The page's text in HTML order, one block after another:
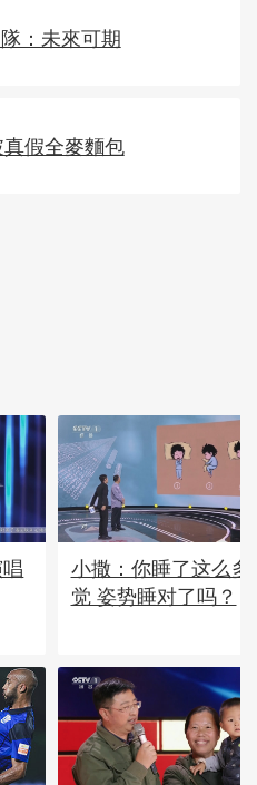
：未來可期
假全麥麵包
小撒：你睡了这么多
觉 姿势睡对了吗？